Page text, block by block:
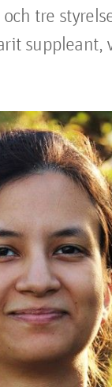
tre
suppleant,